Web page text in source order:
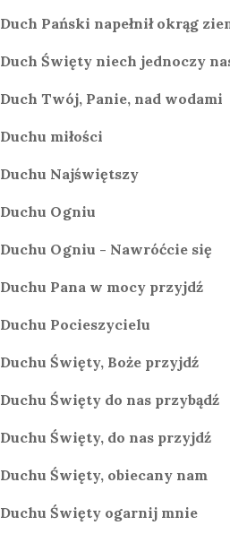
Duch Pański napełnił okrąg
Duch Święty niech jednoczy
Duch Twój, Panie, nad wodami
Duchu miłości
Duchu Najświętszy
Duchu Ogniu
Duchu Ogniu - Nawróćcie się
Duchu Pana w mocy przyjdź
Duchu Pocieszycielu
Duchu Święty, Boże przyjdź
Duchu Święty do nas przybądź
Duchu Święty, do nas przyjdź
Duchu Święty, obiecany nam
Duchu Święty ogarnij mnie